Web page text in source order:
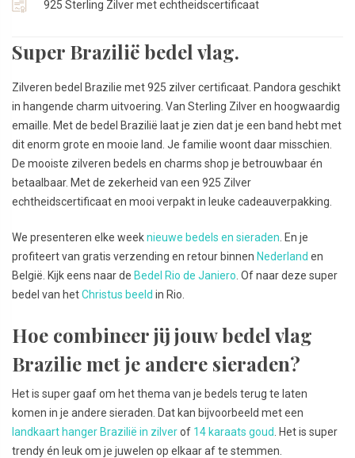
925 Sterling Zilver met echtheidscertificaat
Super Brazilië bedel vlag.
Zilveren bedel Brazilie met 925 zilver certificaat. Pandora geschikt
in hangende charm uitvoering. Van Sterling Zilver en hoogwaardig
emaille. Met de bedel Brazilië laat je zien dat je een band hebt met
dit enorm grote en mooie land. Je familie woont daar misschien.
De mooiste zilveren bedels en charms shop je betrouwbaar én
betaalbaar. Met de zekerheid van een 925 Zilver
echtheidscertificaat en mooi verpakt in leuke cadeauverpakking.
We presenteren elke weeknieuwe bedels en sieraden . En je
profiteert van gratis verzending en retour binnen Nederland en
België. Kijk eens naar de Bedel Rio de Janiero . Of naar deze super
bedel van hetChristus beeld in Rio.
Hoe combineer jij jouw bedel vlag
Brazilie met je andere sieraden?
Het is super gaaf om het thema van je bedels terug te laten
komen in je andere sieraden. Dat kan bijvoorbeeld met een
landkaart hanger Brazilië in zilverof 14 karaats goud
. Het is super
trendy én leuk om je juwelen op elkaar af te stemmen.